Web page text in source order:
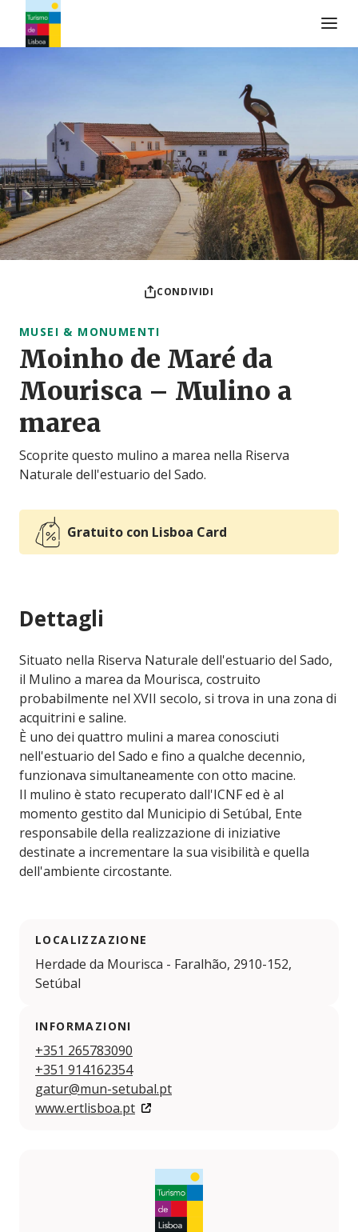
CONDIVIDI
MUSEI & MONUMENTI
Moinho de Maré da
Mourisca – Mulino a
marea
Scoprite questo mulino a marea nella Riserva
Naturale dell'estuario del Sado.
Gratuito con Lisboa Card
Dettagli
Situato nella Riserva Naturale dell'estuario del Sado,
il Mulino a marea da Mourisca, costruito
probabilmente nel XVII secolo, si trova in una zona di
acquitrini e saline.
È uno dei quattro mulini a marea conosciuti
nell'estuario del Sado e fino a qualche decennio,
funzionava simultaneamente con otto macine.
Il mulino è stato recuperato dall'ICNF ed è al
momento gestito dal Municipio di Setúbal, Ente
responsabile della realizzazione di iniziative
destinate a incrementare la sua visibilità e quella
dell'ambiente circostante.
LOCALIZZAZIONE
Herdade da Mourisca - Faralhão, 2910-152,
Setúbal
INFORMAZIONI
+351 265783090
+351 914162354
gatur@mun-setubal.pt
www.ertlisboa.pt